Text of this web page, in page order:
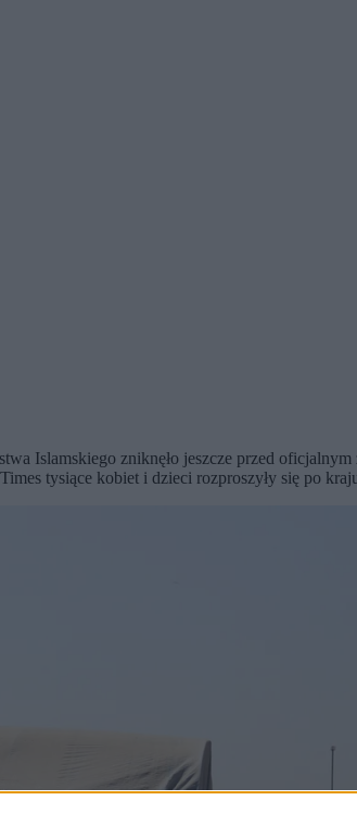
Islamskiego zniknęło jeszcze przed
tysiące kobiet i dzieci rozproszyły się po